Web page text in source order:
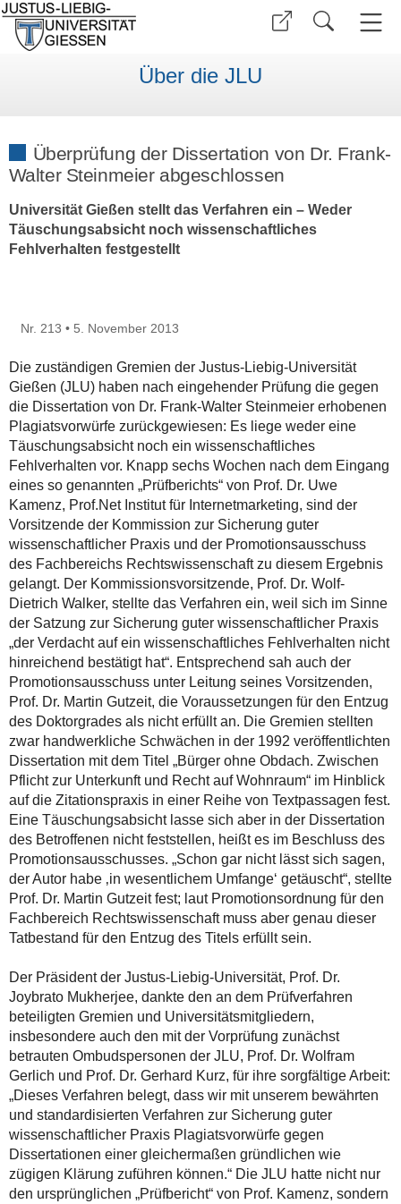
Über die JLU
Überprüfung der Dissertation von Dr. Frank-
Walter Steinmeier abgeschlossen
Universität Gießen stellt das Verfahren ein – Weder
Täuschungsabsicht noch wissenschaftliches
Fehlverhalten festgestellt
Nr. 213 • 5. November 2013
Die zuständigen Gremien der Justus-Liebig-Universität
Gießen (JLU) haben nach eingehender Prüfung die gegen
die Dissertation von Dr. Frank-Walter Steinmeier erhobenen
Plagiatsvorwürfe zurückgewiesen: Es liege weder eine
Täuschungsabsicht noch ein wissenschaftliches
Fehlverhalten vor. Knapp sechs Wochen nach dem Eingang
eines so genannten „Prüfberichts“ von Prof. Dr. Uwe
Kamenz, Prof.Net Institut für Internetmarketing, sind der
Vorsitzende der Kommission zur Sicherung guter
wissenschaftlicher Praxis und der Promotionsausschuss
des Fachbereichs Rechtswissenschaft zu diesem Ergebnis
gelangt. Der Kommissionsvorsitzende, Prof. Dr. Wolf-
Dietrich Walker, stellte das Verfahren ein, weil sich im Sinne
der Satzung zur Sicherung guter wissenschaftlicher Praxis
„der Verdacht auf ein wissenschaftliches Fehlverhalten nicht
hinreichend bestätigt hat“. Entsprechend sah auch der
Promotionsausschuss unter Leitung seines Vorsitzenden,
Prof. Dr. Martin Gutzeit, die Voraussetzungen für den Entzug
des Doktorgrades als nicht erfüllt an. Die Gremien stellten
zwar handwerkliche Schwächen in der 1992 veröffentlichten
Dissertation mit dem Titel „Bürger ohne Obdach. Zwischen
Pflicht zur Unterkunft und Recht auf Wohnraum“ im Hinblick
auf die Zitationspraxis in einer Reihe von Textpassagen fest.
Eine Täuschungsabsicht lasse sich aber in der Dissertation
des Betroffenen nicht feststellen, heißt es im Beschluss des
Promotionsausschusses. „Schon gar nicht lässt sich sagen,
der Autor habe ‚in wesentlichem Umfange‘ getäuscht“, stellte
Prof. Dr. Martin Gutzeit fest; laut Promotionsordnung für den
Fachbereich Rechtswissenschaft muss aber genau dieser
Tatbestand für den Entzug des Titels erfüllt sein.
Der Präsident der Justus-Liebig-Universität, Prof. Dr.
Joybrato Mukherjee, dankte den an dem Prüfverfahren
beteiligten Gremien und Universitätsmitgliedern,
insbesondere auch den mit der Vorprüfung zunächst
betrauten Ombudspersonen der JLU, Prof. Dr. Wolfram
Gerlich und Prof. Dr. Gerhard Kurz, für ihre sorgfältige Arbeit:
„Dieses Verfahren belegt, dass wir mit unserem bewährten
und standardisierten Verfahren zur Sicherung guter
wissenschaftlicher Praxis Plagiatsvorwürfe gegen
Dissertationen einer gleichermaßen gründlichen wie
zügigen Klärung zuführen können.“ Die JLU hatte nicht nur
den ursprünglichen „Prüfbericht“ von Prof. Kamenz, sondern